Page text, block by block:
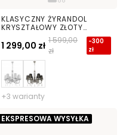
KLASYCZNY ŻYRANDOL
KRYSZTAŁOWY ZŁOTY
1 299,00 zł 1 599,00
zł
-300
zł
+3 warianty
EKSPRESOWA WYSYŁKA